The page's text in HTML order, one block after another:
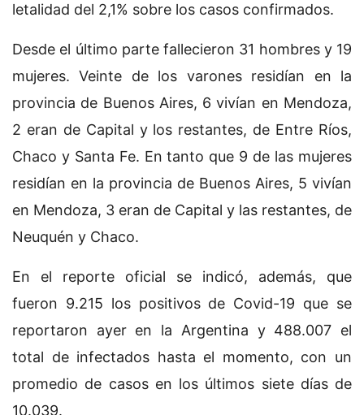
letalidad del 2,1% sobre los casos confirmados.
Desde el último parte fallecieron 31 hombres y 19
mujeres. Veinte de los varones residían en la
provincia de Buenos Aires, 6 vivían en Mendoza,
2 eran de Capital y los restantes, de Entre Ríos,
Chaco y Santa Fe. En tanto que 9 de las mujeres
residían en la provincia de Buenos Aires, 5 vivían
en Mendoza, 3 eran de Capital y las restantes, de
Neuquén y Chaco.
En el reporte oficial se indicó, además, que
fueron 9.215 los positivos de Covid-19 que se
reportaron ayer en la Argentina y 488.007 el
total de infectados hasta el momento, con un
promedio de casos en los últimos siete días de
10.039.